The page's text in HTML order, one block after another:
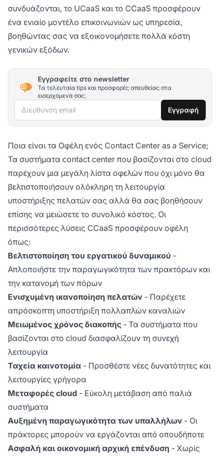
συνδυάζονται, το UCaaS και το CCaaS προσφέρουν
ένα ενιαίο μοντέλο επικοινωνιών ως υπηρεσία,
βοηθώντας σας να εξοικονομήσετε πολλά κόστη
γενικών εξόδων.
Εγγραφείτε στο newsletter
Τα τελευταία tips και προσφορές απευθείας στα
εισερχόμενά σας.
Διεύθυνση email Εγγραφή
Ποια είναι τα Οφέλη ενός Contact Center as a Service;
Τα συστήματα contact center που βασίζονται στο cloud
παρέχουν μια μεγάλη λίστα οφελών που όχι μόνο θα
βελτιστοποιήσουν ολόκληρη τη λειτουργία
υποστήριξης πελατών σας αλλά θα σας βοηθήσουν
επίσης να μειώσετε το συνολικό κόστος. Οι
περισσότερες λύσεις CCaaS προσφέρουν οφέλη
όπως:
Βελτιστοποίηση του εργατικού δυναμικού -
Απλοποιήστε την παραγωγικότητα των πρακτόρων και
την κατανομή των πόρων
Ενισχυμένη ικανοποίηση πελατών - Παρέχετε
απρόσκοπτη υποστήριξη πολλαπλών καναλιών
Μειωμένος χρόνος διακοπής - Τα συστήματα που
βασίζονται στο cloud διασφαλίζουν τη συνεχή
λειτουργία
Ταχεία καινοτομία - Προσθέστε νέες δυνατότητες και
λειτουργίες γρήγορα
Μεταφορές cloud - Εύκολη μετάβαση από παλιά
συστήματα
Αυξημένη παραγωγικότητα των υπαλλήλων - Οι
πράκτορες μπορούν να εργάζονται από οπουδήποτε
Ασφαλή και οικονομική αρχική επένδυση - Χωρίς